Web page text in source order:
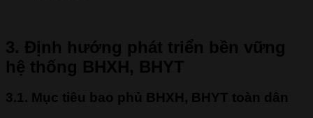
3. Định hướng phát triển bền vững
hệ thống BHXH, BHYT
3.1. Mục tiêu bao phủ BHXH, BHYT toàn dân